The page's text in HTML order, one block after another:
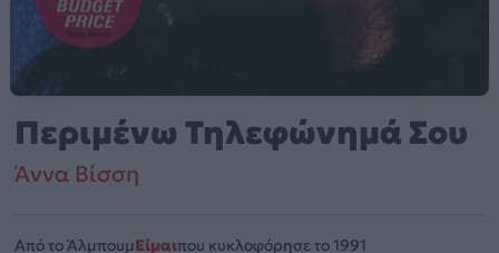
Περιμένω Τηλεφώνημά Σου
Άννα Βίσση
Από το ΆλμπουμΕίμαιπου κυκλοφόρησε το 1991